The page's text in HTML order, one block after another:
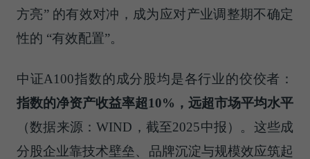
方亮” 的有效对冲，成为应对产业调整期不确定
性的 “有效配置”。
中证A100指数的成分股均是各行业的佼佼者：
指数的净资产收益率超10%，远超市场平均水平
（数据来源：WIND，截至2025中报）。这些成
分股企业靠技术壁垒、品牌沉淀与规模效应筑起